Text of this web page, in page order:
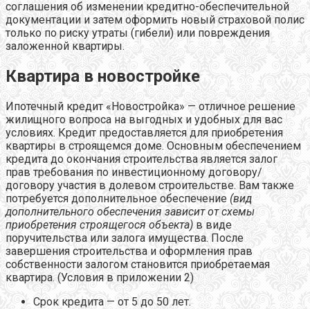
соглашения об изменении кредитно-обеспечительной
документации и затем оформить новый страховой полис
только по риску утраты (гибели) или повреждения
заложенной квартиры.
Квартира в новостройке
Ипотечный кредит «Новостройка» — отличное решение
жилищного вопроса на выгодных и удобных для вас
условиях. Кредит предоставляется для приобретения
квартиры в строящемся доме. Основным обеспечением
кредита до окончания строительства является залог
прав требования по инвестиционному договору/
договору участия в долевом строительстве. Вам также
потребуется дополнительное обеспечение (вид
дополнительного обеспечения зависит от схемы
приобретения строящегося объекта) в виде
поручительства или залога имущества. После
завершения строительства и оформления прав
собственности залогом становится приобретаемая
квартира. (Условия в приложении 2)
Срок кредита — от 5 до 50 лет.